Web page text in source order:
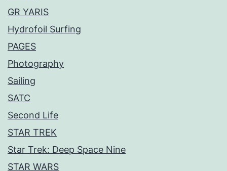
GR YARIS
Hydrofoil Surfing
PAGES
Photography
Sailing
SATC
Second Life
STAR TREK
Star Trek: Deep Space Nine
STAR WARS